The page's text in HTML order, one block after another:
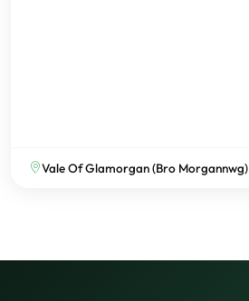
Vale Of Glamorgan (Bro Morgannwg)